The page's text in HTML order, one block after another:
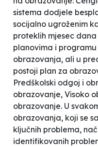
sistema dodjele
socijalno ugroženim
proteklih mjesec
planovima i
obrazovanja, ali u
postoji plan za
Predškolski odgoj i
obrazovanje, Visoko
obrazovanje. U
obrazovanja, koji se
ključnih problema,
identifikovanih